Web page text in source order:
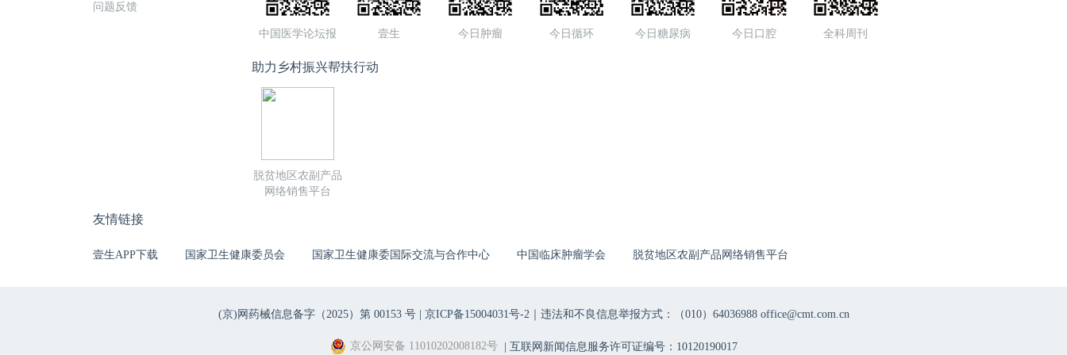
问题反馈
中国医学论坛报 壹生 今日肿瘤 今日循环 今日糖尿病 今日口腔 全科周刊
助力乡村振兴帮扶行动
脱贫地区农副产品
网络销售平台
友情链接
壹生APP下载 国家卫生健康委员会 国家卫生健康委国际交流与合作中心 中国临床肿瘤学会 脱贫地区农副产品网络销售平台
(京)网药械信息备字（2025）第 00153 号 | 京ICP备15004031号-2｜违法和不良信息举报方式：（010）64036988 office@cmt.com.cn
京公网安备 11010202008182号| 互联网新闻信息服务许可证编号：10120190017